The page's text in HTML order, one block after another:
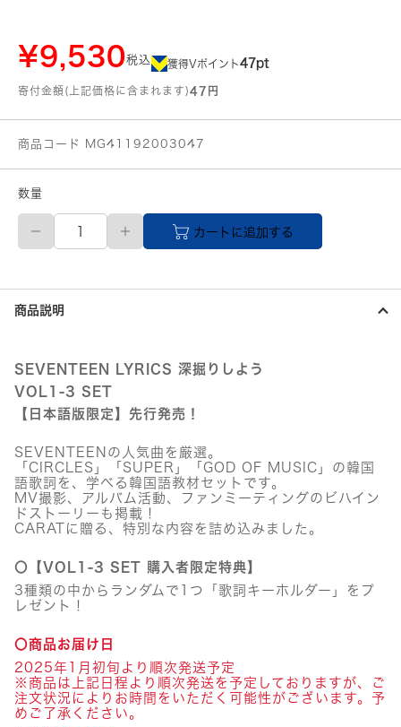
¥9,530税込 獲得Vポイント47pt
寄付金額(上記価格に含まれます)47円
商品コード MG41192003047
数量
【先
発
予
約
商
LYRICS
深
掘
り
よ
う
VOL1-
3
SET
個
カートに追加する
商品説明
SEVENTEEN LYRICS 深掘りしよう
VOL1-3 SET
【日本語版限定】先行発売！
SEVENTEENの人気曲を厳選。
「CIRCLES」「SUPER」「GOD OF MUSIC」の韓国
語歌詞を、学べる韓国語教材セットです。
MV撮影、アルバム活動、ファンミーティングのビハイン
ドストーリーも掲載！
CARATに贈る、特別な内容を詰め込みました。
〇【VOL1-3 SET 購入者限定特典】
3種類の中からランダムで1つ「歌詞キーホルダー」をプ
レゼント！
〇商品お届け日
2025年1月初旬より順次発送予定
※商品は上記日程より順次発送を予定しておりますが、ご
注文状況によりお時間をいただく可能性がございます。予
めご了承ください。